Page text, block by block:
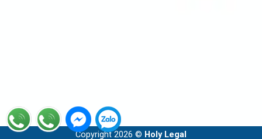
Copyright 2026 © Holy Legal